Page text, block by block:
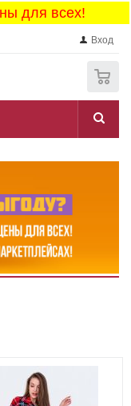
для всех!
Вход